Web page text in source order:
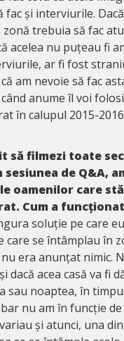
fac și interviurile.
trebuia să fac
acelea nu puțeau fi
ar fi fost
am nevoie să fac
anume îl voi
în calupul 2015-
să filmezi toate
sesiunea de Q&A,
oamenilor care
Cum a
soluție pe care
se întâmplau în
era anunțat nimic.
dacă acea casă va fi
sau noaptea, în
nu am în funcție
și atunci, una